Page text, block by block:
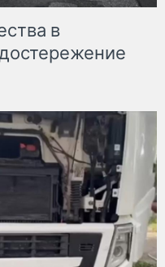
в